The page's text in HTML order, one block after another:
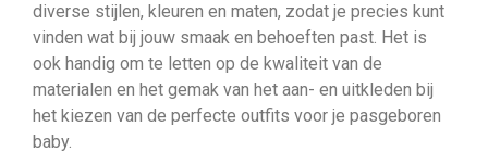
diverse stijlen, kleuren en maten, zodat je precies kunt
vinden wat bij jouw smaak en behoeften past. Het is
ook handig om te letten op de kwaliteit van de
materialen en het gemak van het aan- en uitkleden bij
het kiezen van de perfecte outfits voor je pasgeboren
baby.